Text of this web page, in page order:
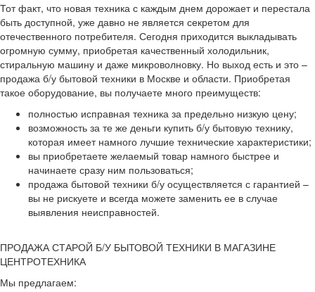
Тот факт, что новая техника с каждым днем дорожает и перестала
быть доступной, уже давно не является секретом для
отечественного потребителя. Сегодня приходится выкладывать
огромную сумму, приобретая качественный холодильник,
стиральную машину и даже микроволновку. Но выход есть и это –
продажа б/у бытовой техники в Москве и области. Приобретая
такое оборудование, вы получаете много преимуществ:
полностью исправная техника за предельно низкую цену;
возможность за те же деньги купить б/у бытовую технику,
которая имеет намного лучшие технические характеристики;
вы приобретаете желаемый товар намного быстрее и
начинаете сразу ним пользоваться;
продажа бытовой техники б/у осуществляется с гарантией –
вы не рискуете и всегда можете заменить ее в случае
выявления неисправностей.
ПРОДАЖА СТАРОЙ Б/У БЫТОВОЙ ТЕХНИКИ В МАГАЗИНЕ
ЦЕНТРОТЕХНИКА
Мы предлагаем: